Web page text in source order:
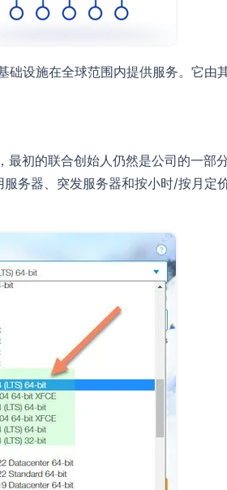
设施在全球范围内提供服务。它
初的联合创始人仍然是公司的一部
务器、突发服务器和按小时/按月定